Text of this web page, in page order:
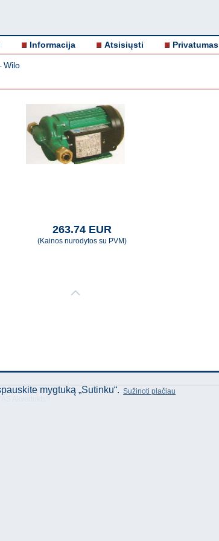
Informacija Atsisiųsti Privatumas
- Wilo
263.74 EUR
(Kainos nurodytos su PVM)
mygtuką „Sutinku“. Sužinoti plačiau